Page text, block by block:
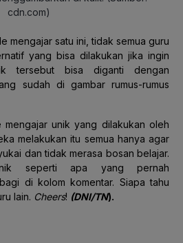
cdn.com)
mengajar satu ini, tidak semua guru
yang bisa dilakukan jika ingin
tersebut bisa diganti dengan
sudah di gambar rumus-rumus
unik yang dilakukan oleh
melakukan itu semua hanya agar
dan tidak merasa bosan belajar.
seperti apa yang pernah
di kolom komentar. Siapa tahu
lain. Cheers! (DNI/TN).